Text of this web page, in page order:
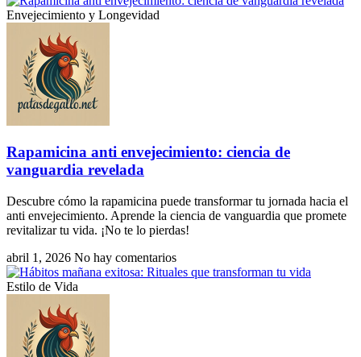
Envejecimiento y Longevidad
Rapamicina anti envejecimiento: ciencia de
vanguardia revelada
Descubre cómo la rapamicina puede transformar tu jornada hacia el
anti envejecimiento. Aprende la ciencia de vanguardia que promete
revitalizar tu vida. ¡No te lo pierdas!
abril 1, 2026 No hay comentarios
Estilo de Vida